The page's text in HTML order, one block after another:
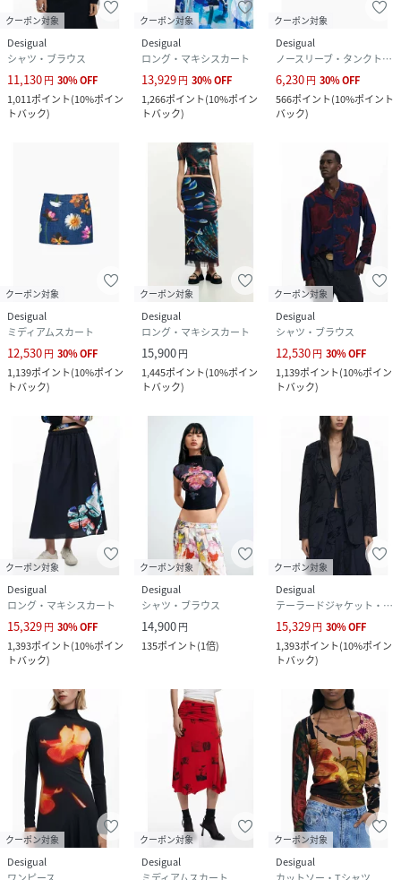
クーポン対象
Desigual
シャツ・ブラウス
11,130円 30%OFF
1,011ポイント(10%ポイン
トバック)
クーポン対象
Desigual
ロング・マキシスカート
13,929円 30%OFF
1,266ポイント(10%ポイン
トバック)
クーポン対象
Desigual
ノースリーブ・タンクトップ
6,230円 30%OFF
566ポイント(10%ポイント
バック)
クーポン対象
Desigual
ミディアムスカート
12,530円 30%OFF
1,139ポイント(10%ポイン
トバック)
クーポン対象
Desigual
ロング・マキシスカート
15,900円
1,445ポイント(10%ポイン
トバック)
クーポン対象
Desigual
シャツ・ブラウス
12,530円 30%OFF
1,139ポイント(10%ポイン
トバック)
クーポン対象
Desigual
ロング・マキシスカート
15,329円 30%OFF
1,393ポイント(10%ポイン
トバック)
クーポン対象
Desigual
シャツ・ブラウス
14,900円
135ポイント(1倍)
クーポン対象
Desigual
テーラードジャケット・ブレザー
15,329円 30%OFF
1,393ポイント(10%ポイン
トバック)
クーポン対象
Desigual
クーポン対象
Desigual
クーポン対象
Desigual